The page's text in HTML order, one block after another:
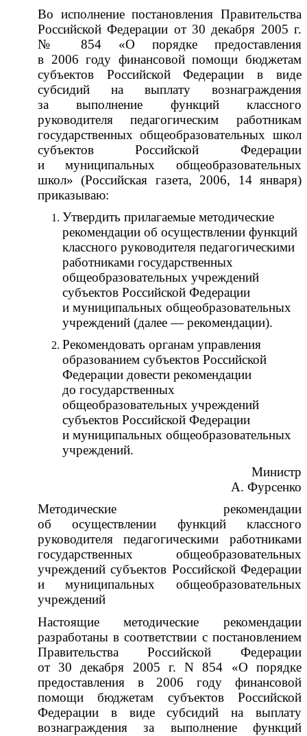
Во исполнение постановления Правительства
Российской Федерации от 30 декабря 2005 г.
№ 854 «О порядке предоставления
в 2006 году финансовой помощи бюджетам
субъектов Российской Федерации в виде
субсидий на выплату вознаграждения
за выполнение функций классного
руководителя педагогическим работникам
государственных общеобразовательных школ
субъектов Российской Федерации
и муниципальных общеобразовательных
школ» (Российская газета, 2006, 14 января)
приказываю:
Утвердить прилагаемые методические
рекомендации об осуществлении функций
классного руководителя педагогическими
работниками государственных
общеобразовательных учреждений
субъектов Российской Федерации
и муниципальных общеобразовательных
учреждений (далее — рекомендации).
Рекомендовать органам управления
образованием субъектов Российской
Федерации довести рекомендации
до государственных
общеобразовательных учреждений
субъектов Российской Федерации
и муниципальных общеобразовательных
учреждений.
Министр
А. Фурсенко
Методические рекомендации
об осуществлении функций классного
руководителя педагогическими работниками
государственных общеобразовательных
учреждений субъектов Российской Федерации
и муниципальных общеобразовательных
учреждений
Настоящие методические рекомендации
разработаны в соответствии с постановлением
Правительства Российской Федерации
от 30 декабря 2005 г. N 854 «О порядке
предоставления в 2006 году финансовой
помощи бюджетам субъектов Российской
Федерации в виде субсидий на выплату
вознаграждения за выполнение функций